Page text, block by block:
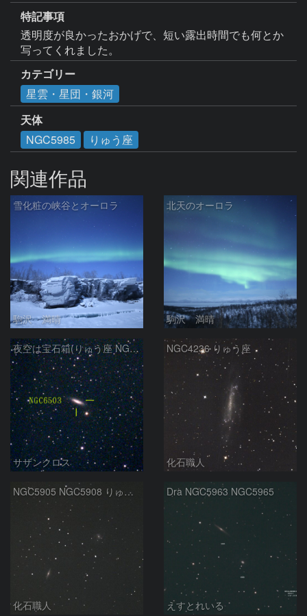
特記事項
透明度が良かったおかげで、短い露出時間でも何とか
写ってくれました。
カテゴリー
星雲・星団・銀河
天体
NGC5985
りゅう座
関連作品
雪化粧の峡谷とオーロラ
駒沢 満晴
北天のオーロラ
駒沢 満晴
夜空は宝石箱(りゅう座 NGC6503) Seestar50
サザンクロス
NGC4236 りゅう座
化石職人
NGC5905 NGC5908 りゅう座
化石職人
Dra NGC5963 NGC5965
えすとれいる